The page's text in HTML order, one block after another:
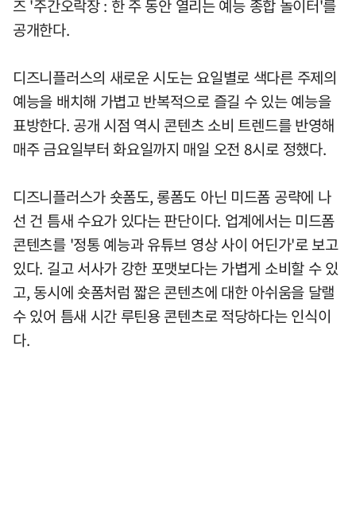
즈 '주간오락장 : 한 주 동안 열리는 예능 종합 놀이터'를
공개한다.
디즈니플러스의 새로운 시도는 요일별로 색다른 주제의
예능을 배치해 가볍고 반복적으로 즐길 수 있는 예능을
표방한다. 공개 시점 역시 콘텐츠 소비 트렌드를 반영해
매주 금요일부터 화요일까지 매일 오전 8시로 정했다.
디즈니플러스가 숏폼도, 롱폼도 아닌 미드폼 공략에 나
선 건 틈새 수요가 있다는 판단이다. 업계에서는 미드폼
콘텐츠를 '정통 예능과 유튜브 영상 사이 어딘가'로 보고
있다. 길고 서사가 강한 포맷보다는 가볍게 소비할 수 있
고, 동시에 숏폼처럼 짧은 콘텐츠에 대한 아쉬움을 달랠
수 있어 틈새 시간 루틴용 콘텐츠로 적당하다는 인식이
다.